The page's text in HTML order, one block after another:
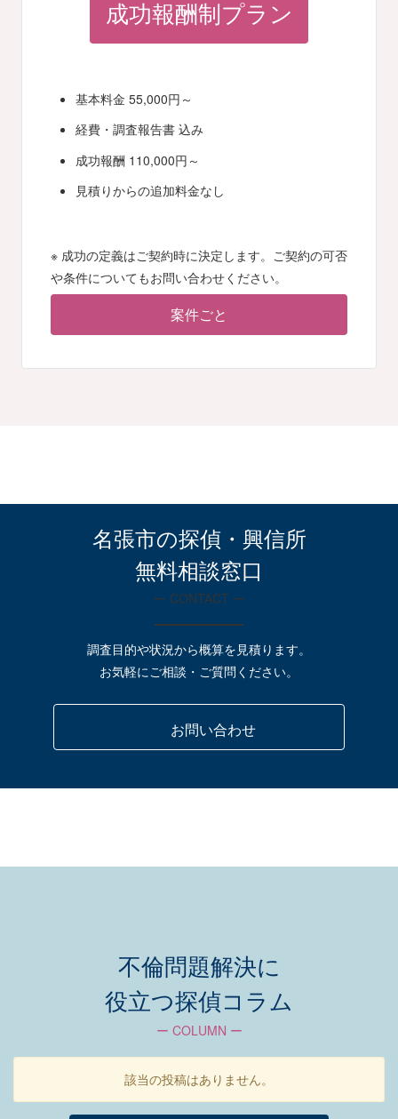
成功報酬制プラン
基本料金 55,000円～
経費・調査報告書 込み
成功報酬 110,000円～
見積りからの追加料金なし
※ 成功の定義はご契約時に決定します。ご契約の可否
や条件についてもお問い合わせください。
案件ごと
名張市の探偵・興信所
無料相談窓口
ー CONTACT ー
調査目的や状況から概算を見積ります。
お気軽にご相談・ご質問ください。
お問い合わせ
不倫問題解決に
役立つ探偵コラム
ー COLUMN ー
該当の投稿はありません。